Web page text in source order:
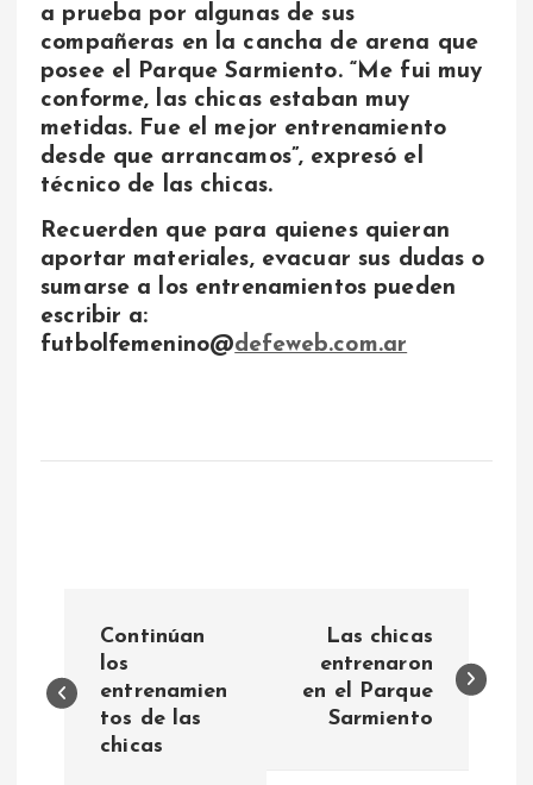
a prueba por algunas de sus
compañeras en la cancha de arena que
posee el Parque Sarmiento. “Me fui muy
conforme, las chicas estaban muy
metidas. Fue el mejor entrenamiento
desde que arrancamos”, expresó el
técnico de las chicas.
Recuerden que para quienes quieran
aportar materiales, evacuar sus dudas o
sumarse a los entrenamientos pueden
escribir a:
futbolfemenino@defeweb.com.ar
a
Continúan
los
entrenamien
tos de las
chicas
Las chicas
entrenaron
en el Parque
Sarmiento